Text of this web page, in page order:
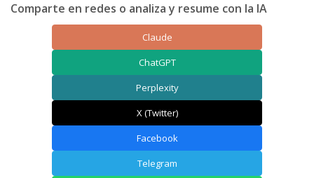
Comparte en redes o analiza y resume con la IA
Claude
ChatGPT
Perplexity
X (Twitter)
Facebook
Telegram